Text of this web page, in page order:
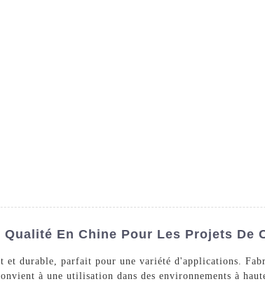
En Chine Pour Les Projets De
durable, parfait pour une variété d'applications.
à une utilisation dans des environnements à